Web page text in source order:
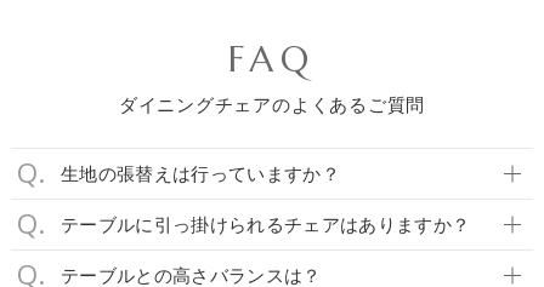
FAQ
ダイニングチェアのよくあるご質問
生地の張替えは行っていますか？
テーブルに引っ掛けられるチェアはありますか？
テーブルとの高さバランスは？